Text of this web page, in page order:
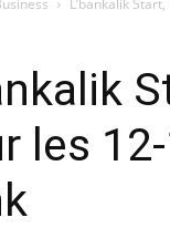
L’bankalik
les